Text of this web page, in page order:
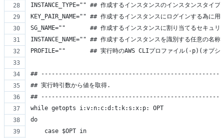
INSTANCE_TYPE="" ## 作成するインスタンスのインスタンスタイ
KEY_PAIR_NAME="" ## 作成するインスタンスにログインする為
SG_NAME=""       ## 作成するインスタンスに割り当てるセキュ
INSTANCE_NAME="" ## 作成するインスタンスを識別する任意の名
PROFILE=""       ## 実行時のAWS CLIプロファイル(-p)(オプシ
##
## 実行時引数から値を取得.
##
while getopts i:v:n:c:d:t:k:s:x:p: OPT
do
    case $OPT in